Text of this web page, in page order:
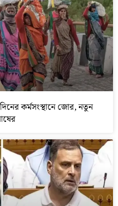
কর্মসংস্থানে জোর, নতুন